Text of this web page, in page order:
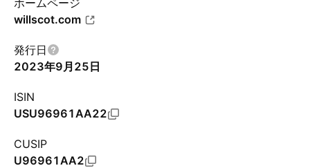
ホームページ
willscot.com
発行日
2023年9月25日
ISIN
USU96961AA22
CUSIP
U96961AA2